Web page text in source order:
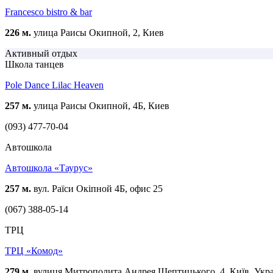
Francesco bistro & bar
226 м. улица Раисы Окипной, 2, Киев
Активный отдых
Школа танцев
Pole Dance Lilac Heaven
257 м. улица Раисы Окипной, 4Б, Киев
(093) 477-70-04
Автошкола
Автошкола «Таурус»
257 м. вул. Раїси Окіпной 4Б, офис 25
(067) 388-05-14
ТРЦ
ТРЦ «Комод»